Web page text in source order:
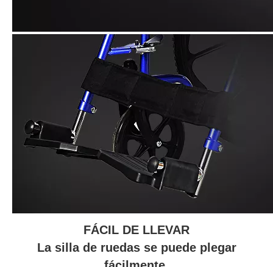
FÁCIL DE LLEVAR
La silla de ruedas se puede plegar